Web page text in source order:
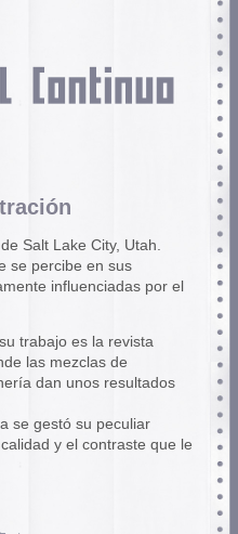
Salt Lake City, Utah.
se percibe en sus
influenciadas por el
trabajo es la revista
las mezclas de
dan unos resultados
se gestó su peculiar
y el contraste que le